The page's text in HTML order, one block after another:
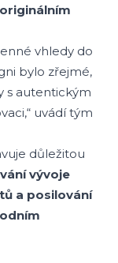
vhledy do
bylo zřejmé,
s autentickým
uvádí tým
důležitou
vývoje
a posilování